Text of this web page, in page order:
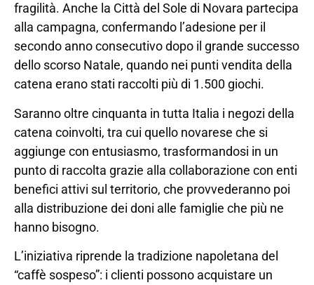
fragilità. Anche la Città del Sole di Novara partecipa
alla campagna, confermando l’adesione per il
secondo anno consecutivo dopo il grande successo
dello scorso Natale, quando nei punti vendita della
catena erano stati raccolti più di 1.500 giochi.
Saranno oltre cinquanta in tutta Italia i negozi della
catena coinvolti, tra cui quello novarese che si
aggiunge con entusiasmo, trasformandosi in un
punto di raccolta grazie alla collaborazione con enti
benefici attivi sul territorio, che provvederanno poi
alla distribuzione dei doni alle famiglie che più ne
hanno bisogno.
L’iniziativa riprende la tradizione napoletana del
“caffè sospeso”: i clienti possono acquistare un